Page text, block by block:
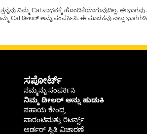
ನಿಮ್ಮ Cat ಸಾಧನಕ್ಕೆ ಹೊಂದಿಕೆಯಾಗುವುದಿಲ್ಲ. ಈ
Cat ಡೀಲರ್ ಅನ್ನು ಸಂಪರ್ಕಿಸಿ. ಈ ಸೂಚಕವು ಎಲ್ಲಾ
ಸಪೋರ್ಟ್
ನಮ್ಮನ್ನು ಸಂಪರ್ಕಿಸಿ
ನಿಮ್ಮ ಡೀಲರ್ ಅನ್ನು ಹುಡುಕಿ
ಸಹಾಯ ಕೇಂದ್ರ
ವಾರಂಟಿಮತ್ತು ರಿಟರ್ನ್ಸ್
ಆರ್ಡರ್ ಸ್ಥಿತಿ ವಿಚಾರಣೆ